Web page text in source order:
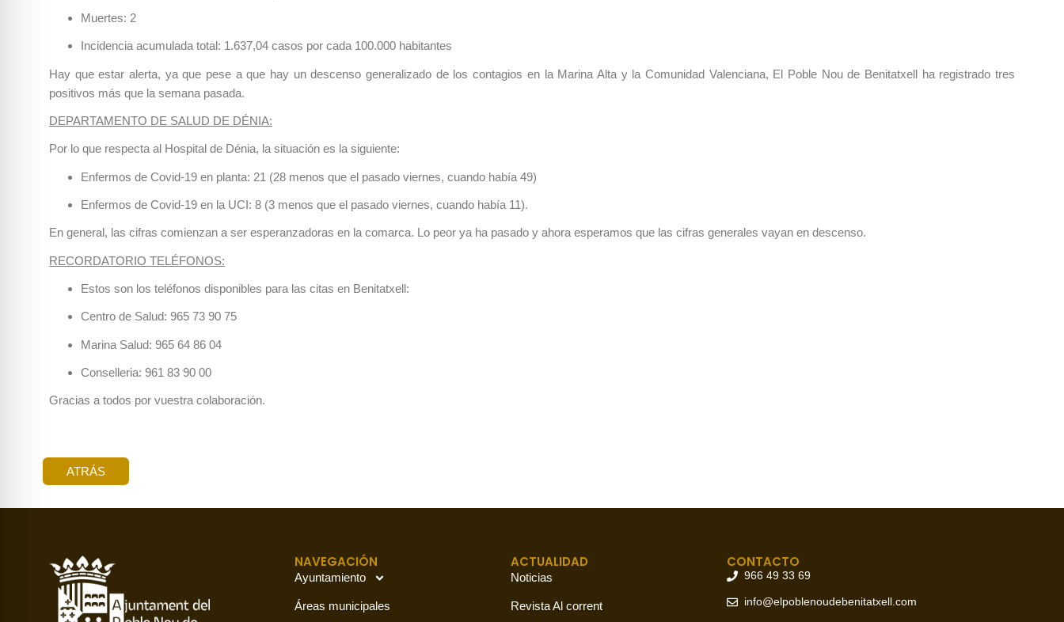
Muertes: 2
Incidencia acumulada total: 1.637,04 casos por cada 100.000 habitantes
Hay que estar alerta, ya que pese a que hay un descenso generalizado de los contagios en la Marina Alta y la Comunidad Valenciana, El Poble Nou de Benitatxell ha registrado tres
positivos más que la semana pasada.
DEPARTAMENTO DE SALUD DE DÉNIA:
Por lo que respecta al Hospital de Dénia, la situación es la siguiente:
Enfermos de Covid-19 en planta: 21 (28 menos que el pasado viernes, cuando había 49)
Enfermos de Covid-19 en la UCI: 8 (3 menos que el pasado viernes, cuando había 11).
En general, las cifras comienzan a ser esperanzadoras en la comarca. Lo peor ya ha pasado y ahora esperamos que las cifras generales vayan en descenso.
RECORDATORIO TELÉFONOS:
Estos son los teléfonos disponibles para las citas en Benitatxell:
Centro de Salud: 965 73 90 75
Marina Salud: 965 64 86 04
Conselleria: 961 83 90 00
Gracias a todos por vuestra colaboración.
ATRÁS
NAVEGACIÓN
Ayuntamiento
Áreas municipales
ACTUALIDAD
Noticias
Revista Al corrent
CONTACTO
966 49 33 69
info@elpoblenoudebenitatxell.com